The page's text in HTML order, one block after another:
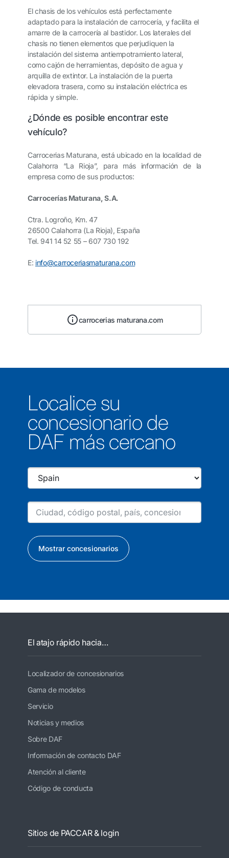
El chasis de los vehículos está perfectamente
adaptado para la instalación de carrocería, y facilita el
amarre de la carrocería al bastidor. Los laterales del
chasis no tienen elementos que perjudiquen la
instalación del sistema antiempotramiento lateral,
como cajón de herramientas, depósito de agua y
arquilla de extintor. La instalación de la puerta
elevadora trasera, como su instalación eléctrica es
rápida y simple.
¿Dónde es posible encontrar este
vehículo?
Carrocerias Maturana, está ubicado en la localidad de
Calahorra “La Rioja”, para más información de la
empresa como de sus productos:
Carrocerías Maturana, S.A.
Ctra. Logroño, Km. 47
26500 Calahorra (La Rioja), España
Tel. 941 14 52 55 – 607 730 192
E: info@carroceriasmaturana.com
carrocerias maturana.com
Localice su
concesionario de
DAF más cercano
Mostrar concesionarios
El atajo rápido hacia…
Localizador de concesionarios
Gama de modelos
Servicio
Noticias y medios
Sobre DAF
Información de contacto DAF
Atención al cliente
Código de conducta
Sitios de PACCAR & login